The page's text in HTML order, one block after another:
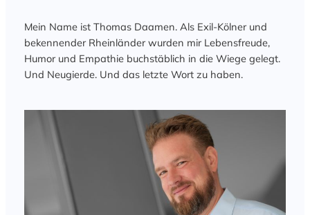
Mein Name ist Thomas Daamen. Als Exil-Kölner und
bekennender Rheinländer wurden mir Lebensfreude,
Humor und Empathie buchstäblich in die Wiege gelegt.
Und Neugierde. Und das letzte Wort zu haben.